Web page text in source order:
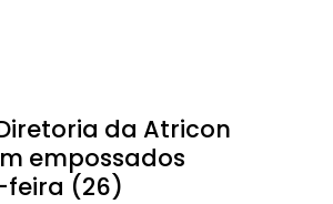
da Atricon
empossados
(26)